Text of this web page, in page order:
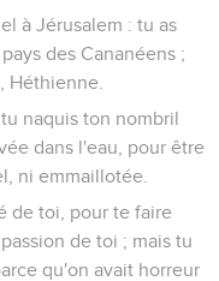
à Jérusalem : tu as
des Cananéens ;
Héthienne.
naquis ton nombril
dans l'eau, pour être
ni emmaillotée.
de toi, pour te faire
de toi ; mais tu
qu'on avait horreur